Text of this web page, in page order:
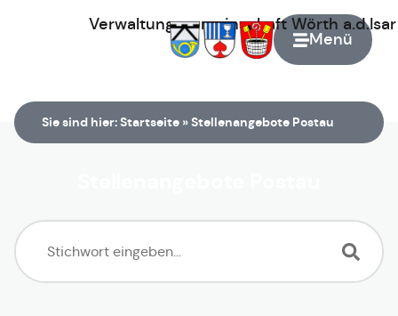
Menü
Verwaltungsgemeinschaft Wörth
Sie sind hier:Startseite »Stellenangebote Postau